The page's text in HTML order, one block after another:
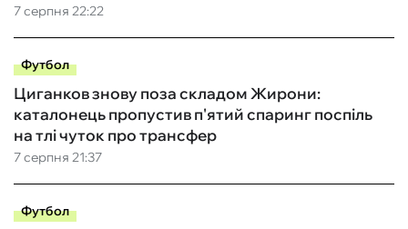
7 серпня 22:22
Футбол
7 серпня 21:37
Циганков знову поза складом Жирони:
каталонець пропустив п'ятий спаринг поспіль
на тлі чуток про трансфер
Футбол